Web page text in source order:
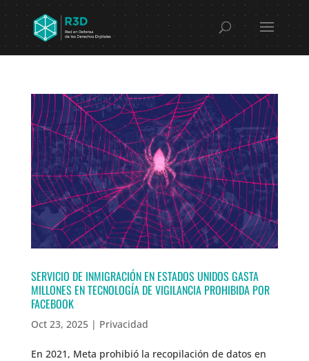
SERVICIO DE INMIGRACIÓN EN ESTADOS UNIDOS GASTA
MILLONES EN TECNOLOGÍA DE VIGILANCIA PROHIBIDA POR
FACEBOOK
Oct 23, 2025| Privacidad
En 2021, Meta prohibió la recopilación de datos en